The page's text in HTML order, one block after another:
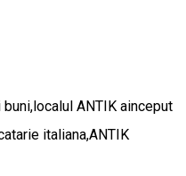
ANTIK ainceput
italiana,ANTIK